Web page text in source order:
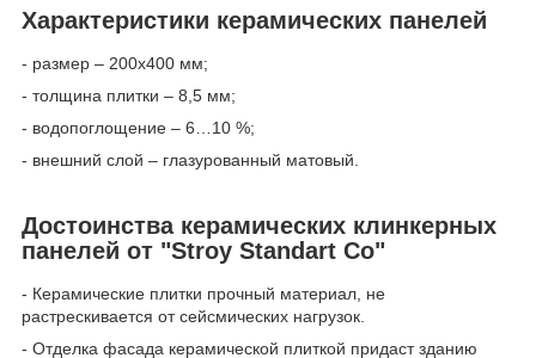
Характеристики керамических панелей
- размер – 200х400 мм;
- толщина плитки – 8,5 мм;
- водопоглощение – 6…10 %;
- внешний слой – глазурованный матовый.
Достоинства керамических клинкерных
панелей от "Stroy Standart Co"
- Керамические плитки прочный материал, не
растрескивается от сейсмических нагрузок.
- Отделка фасада керамической плиткой придаст зданию